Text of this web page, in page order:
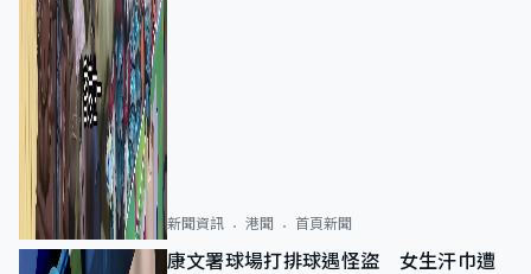
新聞資訊 港聞 首頁新聞
康文署球場打排球遇怪盜 女生汗巾遭